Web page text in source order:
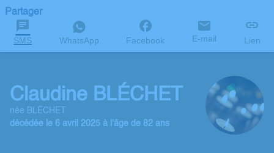
Partager
SMS WhatsApp Facebook E-mail Lien
Claudine BLÉCHET
née BLÉCHET
décédée le 6 avril 2025 à l'âge de 82 ans